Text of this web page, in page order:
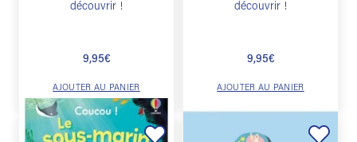
découvrir !
9,95€
AJOUTER AU PANIER
découvrir !
9,95€
AJOUTER AU PANIER